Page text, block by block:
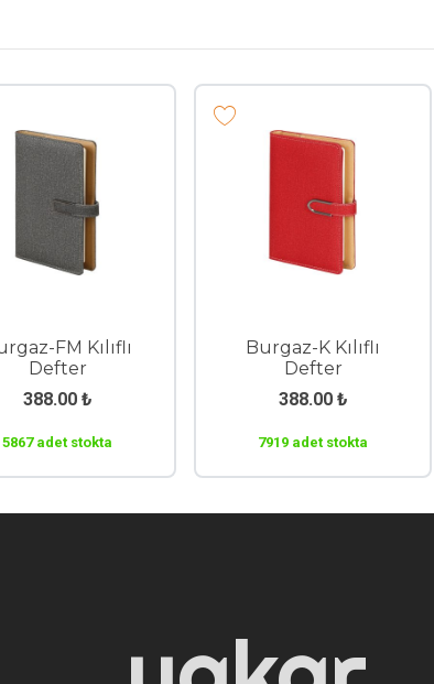
FM Kılıflı
Defter
388.00 ₺
5867 adet stokta
Burgaz-K Kılıflı
Defter
388.00 ₺
7919 adet stokta